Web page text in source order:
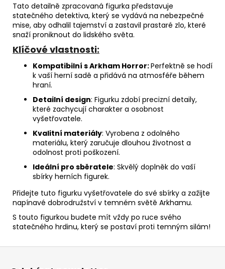
Tato detailně zpracovaná figurka představuje
statečného detektiva, který se vydává na nebezpečné
mise, aby odhalil tajemství a zastavil prastaré zlo, které
snaží proniknout do lidského světa.
Klíčové vlastnosti:
Kompatibilní s Arkham Horror:Perfektně se hodí
k vaší herní sadě a přidává na atmosféře během
hraní.
Detailní design: Figurku zdobí precizní detaily,
které zachycují charakter a osobnost
vyšetřovatele.
Kvalitní materiály: Vyrobena z odolného
materiálu, který zaručuje dlouhou životnost a
odolnost proti poškození.
Ideální pro sběratele: Skvělý doplněk do vaší
sbírky herních figurek.
Přidejte tuto figurku vyšetřovatele do své sbírky a zažijte
napínavé dobrodružství v temném světě Arkhamu.
S touto figurkou budete mít vždy po ruce svého
statečného hrdinu, který se postaví proti temným silám!
Z